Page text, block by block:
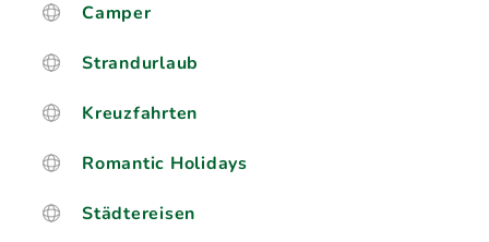
Camper
Strandurlaub
Kreuzfahrten
Romantic Holidays
Städtereisen